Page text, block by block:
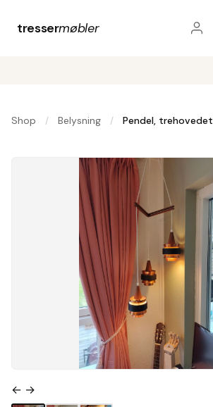
tressermøbler
Shop / Belysning / Pendel, trehovedet
← →